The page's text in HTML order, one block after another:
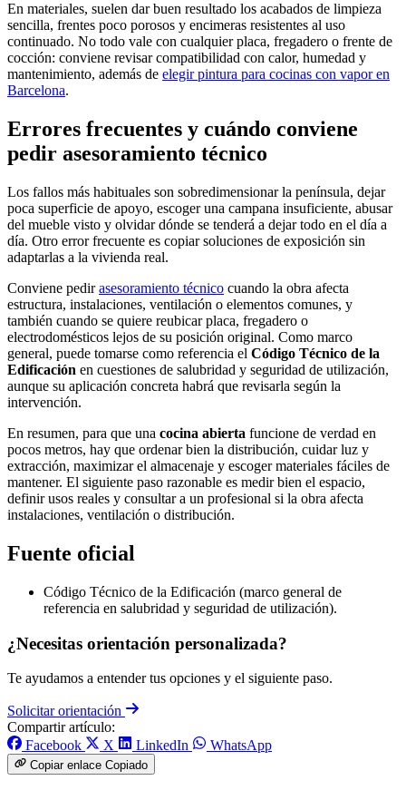
En materiales, suelen dar buen resultado los acabados de limpieza
sencilla, frentes poco porosos y encimeras resistentes al uso
continuado. No todo vale con cualquier placa, fregadero o frente de
cocción: conviene revisar compatibilidad con calor, humedad y
mantenimiento, además de elegir pintura para cocinas con vapor en
Barcelona.
Errores frecuentes y cuándo conviene
pedir asesoramiento técnico
Los fallos más habituales son sobredimensionar la península, dejar
poca superficie de apoyo, escoger una campana insuficiente, abusar
del mueble visto y olvidar dónde se tenderá a dejar todo en el día a
día. Otro error frecuente es copiar soluciones de exposición sin
adaptarlas a la vivienda real.
Conviene pedirasesoramiento técnico cuando la obra afecta
estructura, instalaciones, ventilación o elementos comunes, y
también cuando se quiere reubicar placa, fregadero o
electrodomésticos lejos de su posición original. Como marco
general, puede tomarse como referencia el Código Técnico de la
Edificación en cuestiones de salubridad y seguridad de utilización,
aunque su aplicación concreta habrá que revisarla según la
intervención.
En resumen, para que una cocina abierta funcione de verdad en
pocos metros, hay que ordenar bien la distribución, cuidar luz y
extracción, maximizar el almacenaje y escoger materiales fáciles de
mantener. El siguiente paso razonable es medir bien el espacio,
definir usos reales y consultar a un profesional si la obra afecta
instalaciones, ventilación o distribución.
Fuente oficial
Código Técnico de la Edificación (marco general de
referencia en salubridad y seguridad de utilización).
¿Necesitas orientación personalizada?
Te ayudamos a entender tus opciones y el siguiente paso.
Solicitar orientación
Compartir artículo:
Facebook
X LinkedIn WhatsApp
Copiar enlace Copiado